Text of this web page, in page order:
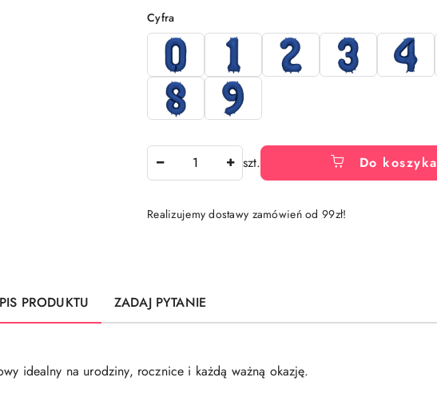
Wariant
Cyfra
szt. Do koszyka
Realizujemy dostawy zamówień od 99zł!
dostawa
PRODUKTU ZADAJ PYTANIE
idealny na urodziny, rocznice i każdą ważną okazję.